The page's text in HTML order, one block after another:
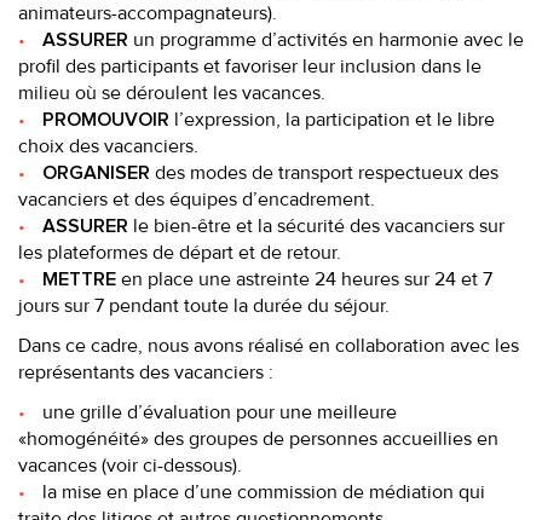
animateurs-accompagnateurs).
ASSURER un programme d’activités en harmonie avec le
profil des participants et favoriser leur inclusion dans le
milieu où se déroulent les vacances.
PROMOUVOIR l’expression, la participation et le libre
choix des vacanciers.
ORGANISER des modes de transport respectueux des
vacanciers et des équipes d’encadrement.
ASSURER le bien-être et la sécurité des vacanciers sur
les plateformes de départ et de retour.
METTRE en place une astreinte 24 heures sur 24 et 7
jours sur 7 pendant toute la durée du séjour.
Dans ce cadre, nous avons réalisé en collaboration avec les
représentants des vacanciers :
une grille d’évaluation pour une meilleure
«homogénéité» des groupes de personnes accueillies en
vacances (voir ci-dessous).
la mise en place d’une commission de médiation qui